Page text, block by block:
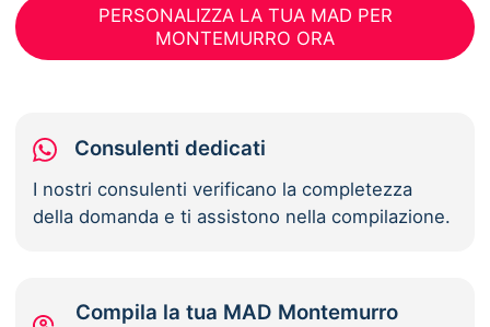
PERSONALIZZA LA TUA MAD PER
MONTEMURRO ORA
Consulenti dedicati
I nostri consulenti verificano la completezza
della domanda e ti assistono nella compilazione.
Compila la tua MAD Montemurro